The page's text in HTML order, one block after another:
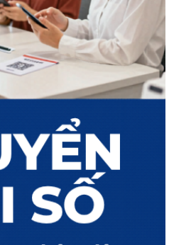
quyết thủ tục hành chính tháng 7
giải quyết thủ tục hành chính ngày